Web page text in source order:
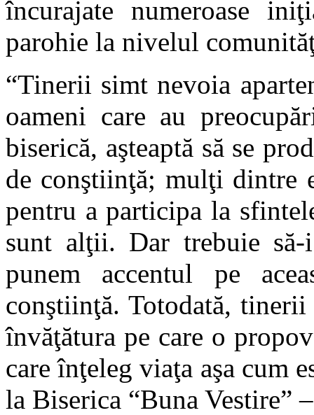
încurajate numeroase
parohie la nivelul
“Tinerii simt nevoia
oameni care au
biserică, aşteaptă să se
de conştiinţă; mulţi dintre
pentru a participa la
sunt alţii. Dar trebuie
punem accentul pe
conştiinţă. Totodată,
învăţătura pe care o
care înţeleg viaţa aşa cum
la Biserica “Buna Vestire”